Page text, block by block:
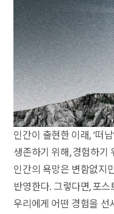
인간이 출현한 이래, ‘떠
생존하기 위해, 경험하기
인간의 욕망은 변함없지
반영한다. 그렇다면, 포
우리에게 어떤 경험을 선